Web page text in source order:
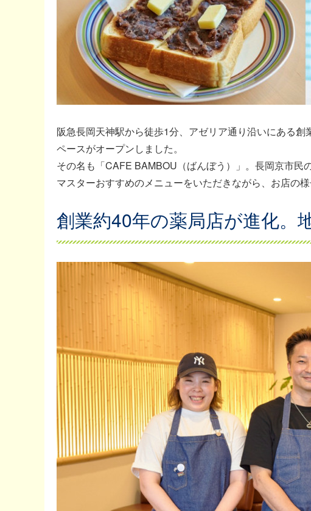
阪急長岡天神駅から徒歩1分、アゼリア通り沿いにある
ペースがオープンしました。
その名も「CAFE BAMBOU（ばんぼう）」。長岡京市民
マスターおすすめのメニューをいただきながら、お店の
創業約40年の薬局店が進化。